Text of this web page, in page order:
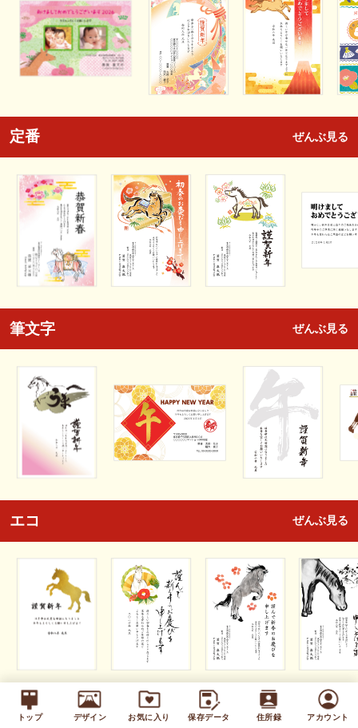
トップ デザイン お気に入り 保存データ 住所録 アカウント
定番 ぜんぶ見る
筆文字 ぜんぶ見る
エコ ぜんぶ見る
キッズ ぜんぶ見る